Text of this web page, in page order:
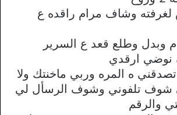
وشاف مرام راقده ع
وبدل وطلع قعد ع السرير
نوضي ارقدي
تصدقني ه المره وربي ماخنتك ولا
شوف تلفوني وشوف الرسأل لي
والرقم